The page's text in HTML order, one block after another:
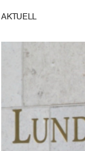
AKTUELL